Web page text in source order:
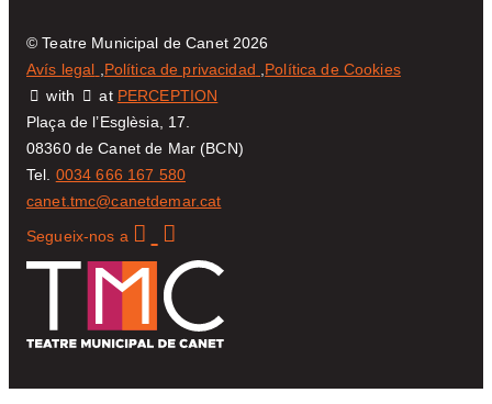
© Teatre Municipal de Canet 2026
Avís legal
Política de privacidad
Política de Cookies
with
at PERCEPTION
Plaça de l’Esglèsia, 17.
08360 de Canet de Mar (BCN)
Tel. 0034 666 167 580
canet.tmc@canetdemar.cat
Segueix-nos a